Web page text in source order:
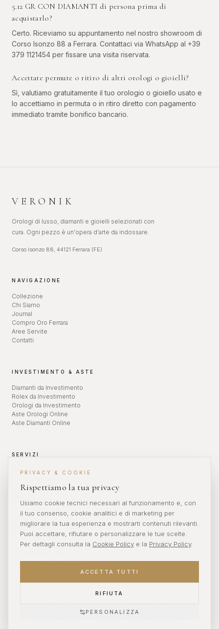
PRIVACY & COOKIE
Rispettiamo la tua privacy
Usiamo cookie tecnici necessari al funzionamento e, con
il tuo consenso, cookie analitici e di marketing per
migliorare la tua esperienza e mostrarti contenuti rilevanti.
Puoi accettare, rifiutare o personalizzare le tue scelte.
Per dettagli consulta la Cookie Policy e la Privacy Policy.
ACCETTA TUTTI
RIFIUTA
PERSONALIZZA
5.12 GR CON DIAMANTI di persona prima di
acquistarlo?
Certo. Riceviamo su appuntamento nel nostro showroom di
Corso Isonzo 88 a Ferrara. Contattaci via WhatsApp al +39
379 1121454 per fissare una visita riservata.
Accettate permute o ritiro di altri orologi o gioielli?
Sì, valutiamo gratuitamente il tuo orologio o gioiello usato e
lo accettiamo in permuta o in ritiro diretto con pagamento
immediato tramite bonifico bancario.
VERONIK
Orologi di lusso, diamanti e gioielli selezionati con
cura. Ogni pezzo è un'opera d'arte da indossare.
Corso Isonzo 88, 44121 Ferrara (FE)
NAVIGAZIONE
Collezione
Chi Siamo
Journal
Compro Oro Ferrara
Aree Servite
Contatti
INVESTIMENTO & ASTE
Diamanti da Investimento
Rolex da Investimento
Orologi da Investimento
Aste Orologi Online
Aste Diamanti Online
SERVIZI
Valutazione Orologi
Diamanti da Investimento
CONTATTI
info@veronikwatches.com
Lun — Ven: 9:00 — 18:00
© 2025 Veronik Watches. Tutti i diritti riservati. P.IVA 02012345678 · Sito